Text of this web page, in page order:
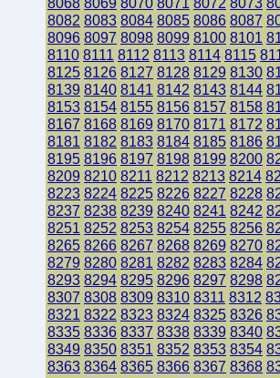
8082 8083 8084 8085 8086 8087
8096 8097 8098 8099 8100 8101
8110 8111 8112 8113 8114 8115
8125 8126 8127 8128 8129 8130
8139 8140 8141 8142 8143 8144
8153 8154 8155 8156 8157 8158
8167 8168 8169 8170 8171 8172
8181 8182 8183 8184 8185 8186
8195 8196 8197 8198 8199 8200
8209 8210 8211 8212 8213 8214
8223 8224 8225 8226 8227 8228
8237 8238 8239 8240 8241 8242
8251 8252 8253 8254 8255 8256
8265 8266 8267 8268 8269 8270
8279 8280 8281 8282 8283 8284
8293 8294 8295 8296 8297 8298
8307 8308 8309 8310 8311 8312
8321 8322 8323 8324 8325 8326
8335 8336 8337 8338 8339 8340
8349 8350 8351 8352 8353 8354
8363 8364 8365 8366 8367 8368